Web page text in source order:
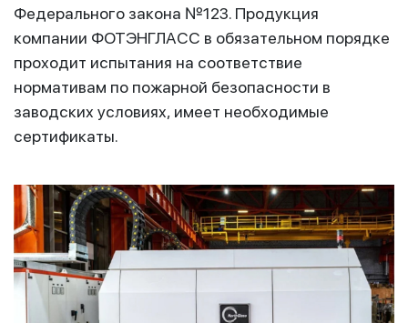
Федерального закона №123. Продукция
компании ФОТЭНГЛАСС в обязательном порядке
проходит испытания на соответствие
нормативам по пожарной безопасности в
заводских условиях, имеет необходимые
сертификаты.